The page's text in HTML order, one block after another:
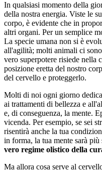
In qualsiasi momento della
della nostra energia. Viste le
corpo, è evidente che in
altri organi. Per un semplice
La specie umana non si è
all'agilità; molti animali ci
vero superpotere risiede nella
posizione eretta del nostro
del cervello e proteggerlo.
Molti di noi ogni giorno
ai trattamenti di bellezza e
e, di conseguenza, la mente.
vicenda. Per esempio, se sei
risentirà anche la tua
in forma, la tua mente sarà più
vero regime olistico della
Ma allora cosa serve al